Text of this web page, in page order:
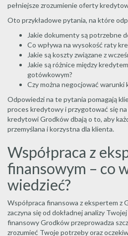
pełniejsze zrozumienie oferty
Oto przykładowe pytania, na które
Jakie dokumenty są potrzebne
Co wpływa na wysokość raty
Jakie są koszty związane z
Jakie są różnice między
gotówkowym?
Czy można negocjować warunki
Odpowiedzi na te pytania pomagają
proces kredytowy i przygotować się
kredytowi Grodków dbają o to, aby
przemyślana i korzystna dla klienta.
Współpraca z
finansowym – co
wiedzieć?
Współpraca finansowa z ekspertem z
zaczyna się od dokładnej analizy
finansowy Grodków przeprowadza
zrozumieć Twoje potrzeby oraz